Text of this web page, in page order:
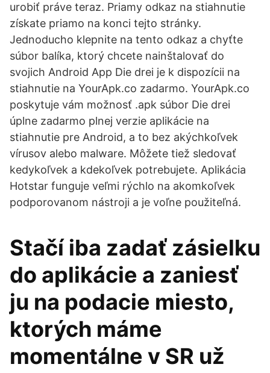
urobiť práve teraz. Priamy odkaz na stiahnutie
získate priamo na konci tejto stránky.
Jednoducho klepnite na tento odkaz a chyťte
súbor balíka, ktorý chcete nainštalovať do
svojich Android App Die drei je k dispozícii na
stiahnutie na YourApk.co zadarmo. YourApk.co
poskytuje vám možnosť .apk súbor Die drei
úplne zadarmo plnej verzie aplikácie na
stiahnutie pre Android, a to bez akýchkoľvek
vírusov alebo malware. Môžete tiež sledovať
kedykoľvek a kdekoľvek potrebujete. Aplikácia
Hotstar funguje veľmi rýchlo na akomkoľvek
podporovanom nástroji a je voľne použiteľná.
Stačí iba zadať zásielku
do aplikácie a zaniesť
ju na podacie miesto,
ktorých máme
momentálne v SR už